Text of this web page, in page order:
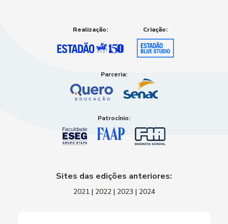
Realização: Criação:
Parceria:
Patrocínio:
Sites das edições anteriores:
2021| 2022| 2023 | 2024